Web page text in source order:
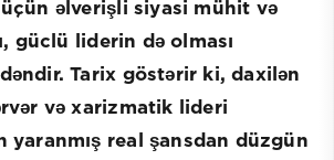
əlverişli siyasi mühit və
güclü liderin də olması
Tarix göstərir ki, daxilən
və xarizmatik lideri
yaranmış real şansdan düzgün